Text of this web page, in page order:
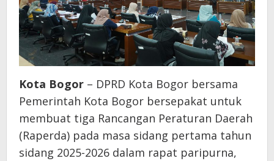
Kota Bogor – DPRD Kota Bogor bersama
Pemerintah Kota Bogor bersepakat untuk
membuat tiga Rancangan Peraturan Daerah
(Raperda) pada masa sidang pertama tahun
sidang 2025-2026 dalam rapat paripurna,